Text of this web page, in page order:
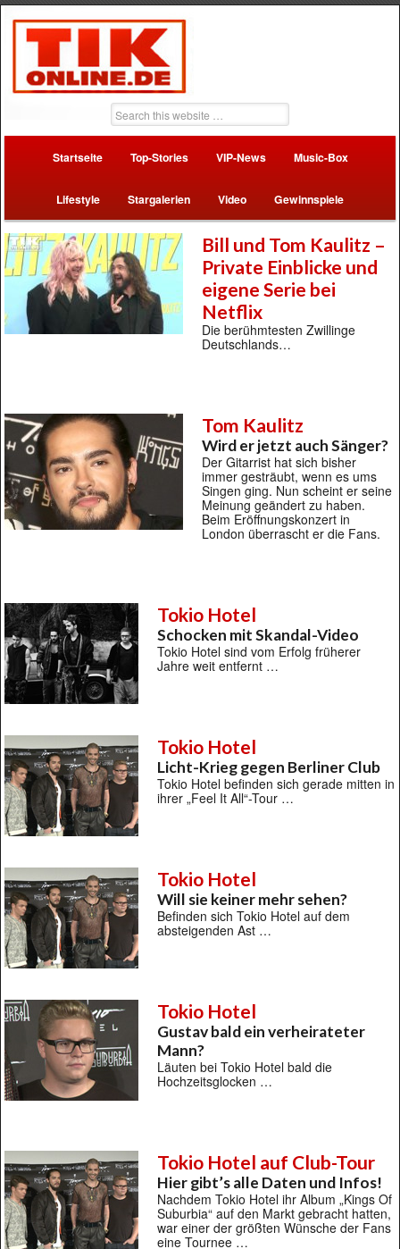
Startseite Top-Stories VIP-News Music-Box
Lifestyle Stargalerien Video Gewinnspiele
Bill und Tom Kaulitz –
Private Einblicke und
eigene Serie bei
Netflix
Die berühmtesten Zwillinge
Deutschlands…
Tom Kaulitz
Wird er jetzt auch Sänger?
Der Gitarrist hat sich bisher
immer gesträubt, wenn es ums
Singen ging. Nun scheint er seine
Meinung geändert zu haben.
Beim Eröffnungskonzert in
London überrascht er die Fans.
Tokio Hotel
Schocken mit Skandal-Video
Tokio Hotel sind vom Erfolg früherer
Jahre weit entfernt …
Tokio Hotel
Licht-Krieg gegen Berliner Club
Tokio Hotel befinden sich gerade mitten in
ihrer „Feel It All“-Tour …
Tokio Hotel
Will sie keiner mehr sehen?
Befinden sich Tokio Hotel auf dem
absteigenden Ast …
Tokio Hotel
Gustav bald ein verheirateter
Mann?
Läuten bei Tokio Hotel bald die
Hochzeitsglocken …
Tokio Hotel auf Club-Tour
Hier gibt’s alle Daten und Infos!
Nachdem Tokio Hotel ihr Album „Kings Of
Suburbia“ auf den Markt gebracht hatten,
war einer der größten Wünsche der Fans
eine Tournee …